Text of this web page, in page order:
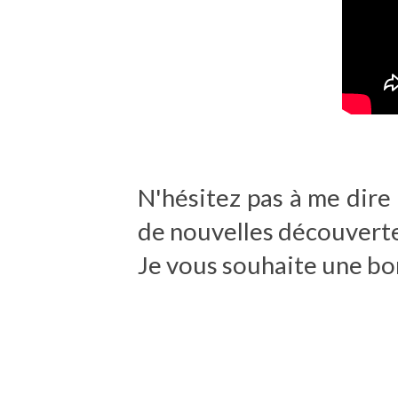
N'hésitez pas à me
de nouvelles
Je vous souhaite une